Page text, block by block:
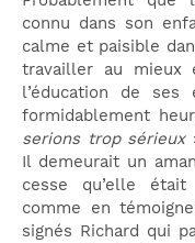
connu dans son
calme et paisible
travailler au mieux
l’éducation de ses
formidablement
serions trop sérieux
Il demeurait un
cesse qu’elle
comme en
signés Richard qui